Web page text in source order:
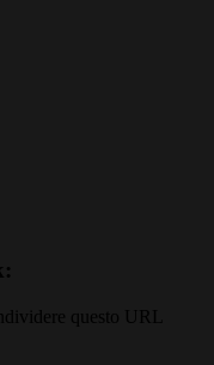
questo URL